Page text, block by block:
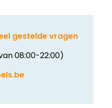
gestelde vragen
08:00-22:00)